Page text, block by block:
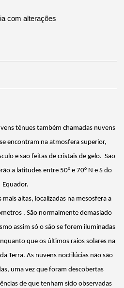
com alterações
ténues também chamadas nuvens
encontram na atmosfera superior,
e são feitas de cristais de gelo. São
a latitudes entre 50° e 70° N e S do
Equador.
altas, localizadas na mesosfera a
. São normalmente demasiado
assim só o são se forem iluminadas
que os últimos raios solares na
Terra. As nuvens noctilúcias não são
uma vez que foram descobertas
de que tenham sido observadas